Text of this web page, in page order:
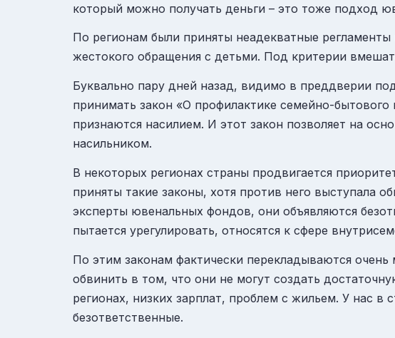
который можно получать деньги – это тоже подход
По регионам были приняты неадекватные
жестокого обращения с детьми. Под критерии
Буквально пару дней назад, видимо в преддверии
принимать закон «О профилактике семейно-
признаются насилием. И этот закон позволяет на
насильником.
В некоторых регионах страны продвигается
приняты такие законы, хотя против него выступала
эксперты ювенальных фондов, они объявляются
пытается урегулировать, относятся к сфере
По этим законам фактически перекладываются очень
обвинить в том, что они не могут создать
регионах, низких зарплат, проблем с жильем. У нас в
безответственные.